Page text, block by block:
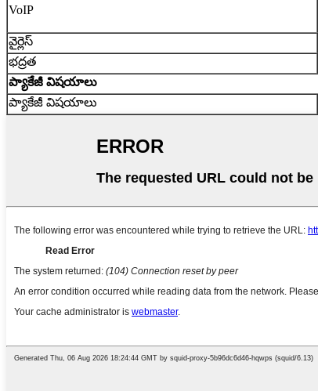
VoIP
వైర్లెస్
భద్రత
ప్యాకేజీ విషయాలు
ప్యాకేజీ విషయాలు